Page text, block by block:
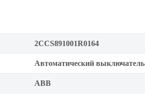
2CCS891001R0164
Автоматический выключатель
ABB